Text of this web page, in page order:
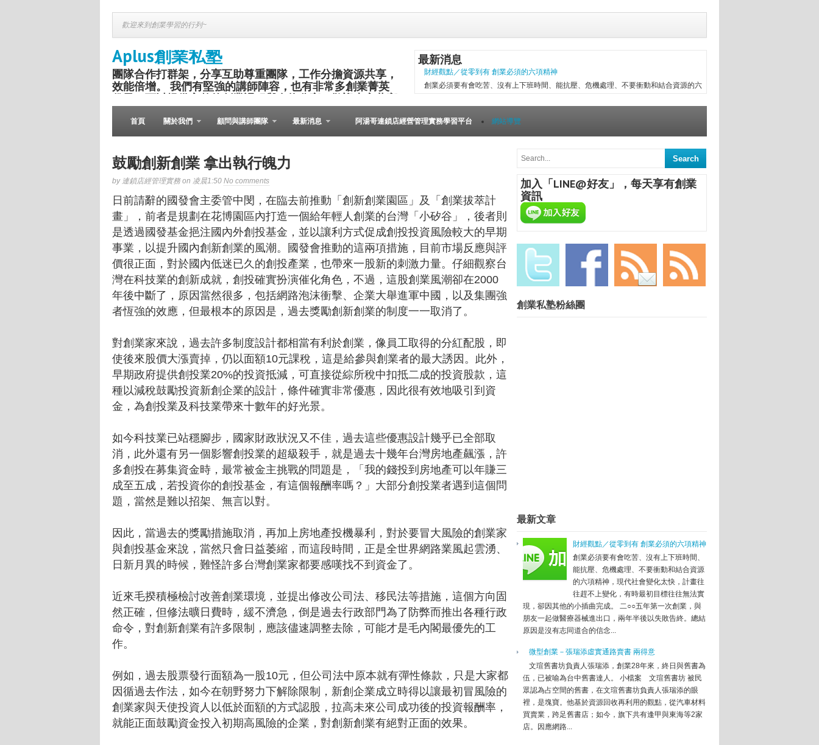
歡迎來到創業學習的行列~
Aplus創業私塾
團隊合作打群架，分享互助尊重團隊，工作分擔資源共享，
效能倍增。 我們有堅強的講師陣容，也有非常多創業菁英
份子，可以提供完整的創業課程與食物分享，歡迎大家共襄
盛舉。
最新消息
財經觀點／從零到有 創業必須的六項精神
創業必須要有會吃苦、沒有上下班時間、能抗壓、危機處理、不要衝動和結合資源的六
以失敗告終。總結原因是沒有志同道合的信念...
文瑄舊書坊負責人張瑞添，創業28年來，終日與舊書為伍，已被喻為台中舊書達人。
小檔案 文瑄舊書坊 被民眾認為占空間的舊書，在文瑄舊書坊負責人張瑞添的眼裡，
是塊寶。他基於資源回收再利用的觀點，從汽車材料買賣業，跨足舊書店；如今，旗下
共有逢甲與東海等2家店。因應網路...
[Meet創業之星] ALCHEMA：今天開始，享受專屬於你的自釀美酒！
在歐洲裡，到處可見葡萄酒，不論是作為飲品或是餐點的佐料，已是餐
桌上必備餐點，與人民生活息息相關；在美國酒館也琳瑯滿目，熱愛自
由的美國人，不論場合一定要把酒言歡，增進彼此感情，更不用說日本
人的居酒屋文化、韓國的炸機配燒酒等等。全球的飲酒文化盛行，你還
在等什麼？開始動手自己做吧！...
創業菁英班創業私塾版權所有請尊重智慧財產權勿任意轉載違者依法必究. 技術提供：
Blogger.
► 2016(267)
▼ 2015(817)
► 12月(63)
►11月(62)
►10月(68)
►7月 (57)
►6月 (42)
► 5月(45)
►4月(69)
►3月 (69)
微型創業－馬修嚴選原味優格 天然顧健康
〈中部〉創業維艱接班難 興大開課傳授
1到100 的團隊成長之路
創業團隊生命周期發展階段圖
中小企業發展階段的12個常見問題
小企業成長五階段
國發會新願景 杜紫軍：啟動創新創業
創業
集團化、國際化 文創業 步入黃金年代
兩會前瞻：中國迎來「創業的春天」
夯證照 專案管理好求職、咖啡師助創業、園藝師走療癒風
網路創業正夯 初期該注意什麼？
因應少子化 教部研擬高教創新轉型方案 提升教師創業能量
助青年創業 勞部擬設創客園地
首頁 關於我們 顧問與講師團隊 最新消息 阿湯哥連鎖店經營管理實務學習平台 網站導覽
鼓勵創新創業 拿出執行魄力
by 連鎖店經管理實務 on 凌晨1:50 No comments
日前請辭的國發會主委管中閔，在臨去前推動「創新創業園區」及「創業拔萃計
畫」，前者是規劃在花博園區內打造一個給年輕人創業的台灣「小矽谷」，後者則
是透過國發基金挹注國內外創投基金，並以讓利方式促成創投投資風險較大的早期
事業，以提升國內創新創業的風潮。國發會推動的這兩項措施，目前市場反應與評
價很正面，對於國內低迷已久的創投產業，也帶來一股新的刺激力量。 仔細觀察台
灣在科技業的創新成就，創投確實扮演催化角色，不過，這股創業風潮卻在2000
年後中斷了，原因當然很多，包括網路泡沫衝擊、企業大舉進軍中國，以及集團強
者恆強的效應，但最根本的原因是，過去獎勵創新創業的制度一一取消了。
對創業家來說，過去許多制度設計都相當有利於創業，像員工取得的分紅配股，即
使後來股價大漲賣掉，仍以面額10元課稅，這是給參與創業者的最大誘因。此外，
早期政府提供創投業20%的投資抵減，可直接從綜所稅中扣抵二成的投資股款，這
種以減稅鼓勵投資新創企業的設計，條件確實非常優惠，因此很有效地吸引到資
金，為創投業及科技業帶來十數年的好光景。
如今科技業已站穩腳步，國家財政狀況又不佳，過去這些優惠設計幾乎已全部取
消，此外還有另一個影響創投業的超級殺手，就是過去十幾年台灣房地產飆漲，許
多創投在募集資金時，最常被金主挑戰的問題是，「我的錢投到房地產可以年賺三
成至五成，若投資你的創投基金，有這個報酬率嗎？」大部分創投業者遇到這個問
題，當然是難以招架、無言以對。
因此，當過去的獎勵措施取消，再加上房地產投機暴利，對於要冒大風險的創業家
與創投基金來說，當然只會日益萎縮，而這段時間，正是全世界網路業風起雲湧、
日新月異的時候，難怪許多台灣創業家都要感嘆找不到資金了。
近來毛揆積極檢討改善創業環境，並提出修改公司法、移民法等措施，這個方向固
然正確，但修法曠日費時，緩不濟急，倒是過去行政部門為了防弊而推出各種行政
命令，對創新創業有許多限制，應該儘速調整去除，可能才是毛內閣最優先的工
作。
例如，過去股票發行面額為一股10元，但公司法中原本就有彈性條款，只是大家都
因循過去作法，如今在朝野努力下解除限制，新創企業成立時得以讓最初冒風險的
創業家與天使投資人以低於面額的方式認股，拉高未來公司成功後的投資報酬率，
就能正面鼓勵資金投入初期高風險的企業，對創新創業有絕對正面的效果。
加入「LINE@好友」，每天享有創業
資訊
創業私塾粉絲團
最新文章
財經觀點／從零到有 創業必須的六項精神
創業必須要有會吃苦、沒有上下班時間、
能抗壓、危機處理、不要衝動和結合資源
的六項精神，現代社會變化太快，計畫往
往趕不上變化，有時最初目標往往無法實
現，卻因其他的小插曲完成。 二○○五年第一次創業，與
朋友一起做醫療器械進出口，兩年半後以失敗告終。總結
原因是沒有志同道合的信念...
微型創業－張瑞添虛實通路賣書 兩得意
文瑄舊書坊負責人張瑞添，創業28年來，終日與舊書為
伍，已被喻為台中舊書達人。 小檔案 文瑄舊書坊 被民
眾認為占空間的舊書，在文瑄舊書坊負責人張瑞添的眼
裡，是塊寶。他基於資源回收再利用的觀點，從汽車材料
買賣業，跨足舊書店；如今，旗下共有逢甲與東海等2家
店。因應網路...